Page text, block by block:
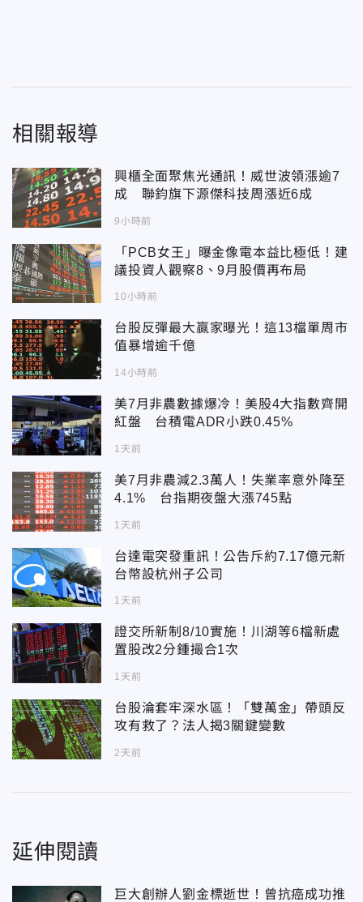
相關報導
興櫃全面聚焦光通訊！威世波領漲逾7
成 聯鈞旗下源傑科技周漲近6成
9小時前
「PCB女王」曝金像電本益比極低！建
議投資人觀察8、9月股價再布局
10小時前
台股反彈最大贏家曝光！這13檔單周市
值暴增逾千億
14小時前
美7月非農數據爆冷！美股4大指數齊開
紅盤 台積電ADR小跌0.45%
1天前
美7月非農減2.3萬人！失業率意外降至
4.1% 台指期夜盤大漲745點
1天前
台達電突發重訊！公告斥約7.17億元新
台幣設杭州子公司
1天前
證交所新制8/10實施！川湖等6檔新處
置股改2分鍾撮合1次
1天前
台股淪套牢深水區！「雙萬金」帶頭反
攻有救了？法人揭3關鍵變數
2天前
延伸閱讀
巨大創辦人劉金標逝世！曾抗癌成功推